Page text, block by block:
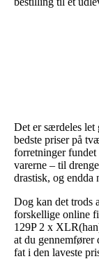
Det er særdeles
bedste priser på
forretninger fundet
varerne – til
drastisk, og endda
Dog kan det trods
forskellige online
129P 2 x
at du gennemfører
fat i den laveste